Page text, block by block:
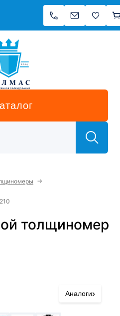
→
толщиномер
Аналоги›